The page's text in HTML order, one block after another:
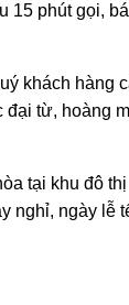
15 phút gọi,
khách hàng
đại từ, hoàng
tại khu đô thị
nghỉ, ngày lễ